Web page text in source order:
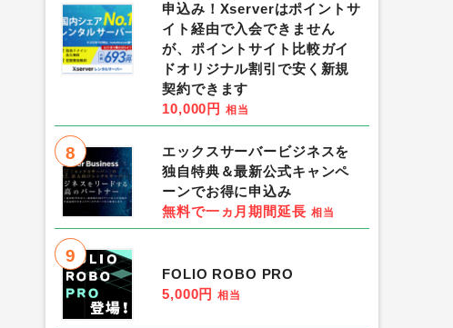
申込み！Xserverはポイントサ
イト経由で入会できません
が、ポイントサイト比較ガイ
ドオリジナル割引で安く新規
契約できます
10,000円 相当
8
エックスサーバービジネスを
独自特典＆最新公式キャンペ
ーンでお得に申込み
無料で一ヵ月期間延長 相当
9
FOLIO ROBO PRO
5,000円 相当